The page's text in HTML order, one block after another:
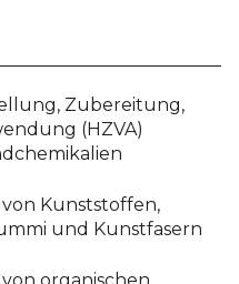
Zubereitung,
(HZVA)
Kunststoffen,
und Kunstfasern